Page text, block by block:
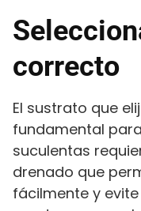
correcto
El sustrato que
fundamental
suculentas
drenado que
fácilmente y